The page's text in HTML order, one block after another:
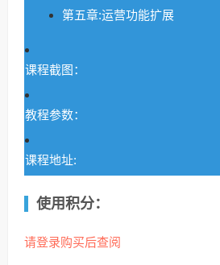
第五章:运营功能扩展
课程截图：
教程参数：
课程地址:
使用积分：
请登录购买后查阅